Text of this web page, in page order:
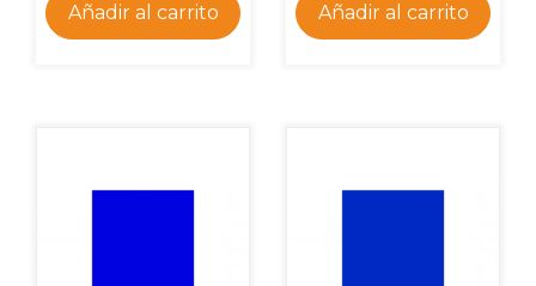
Añadir al carrito Añadir al carrito